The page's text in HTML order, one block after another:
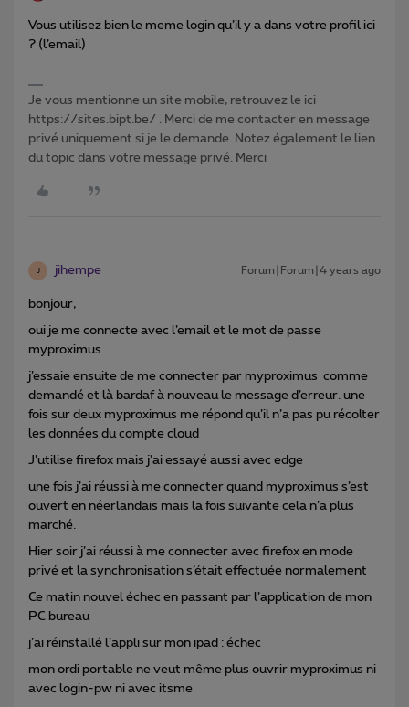
Vous utilisez bien le meme login qu’il y a dans votre profil ici
? (l’email)
Je vous mentionne un site mobile, retrouvez le ici
https://sites.bipt.be/ . Merci de me contacter en message
privé uniquement si je le demande. Notez également le lien
du topic dans votre message privé. Merci
jihempe Forum|Forum|4 years ago
bonjour,
oui je me connecte avec l’email et le mot de passe
myproximus
j’essaie ensuite de me connecter par myproximus comme
demandé et là bardaf à nouveau le message d’erreur. une
fois sur deux myproximus me répond qu’il n’a pas pu récolter
les données du compte cloud
J’utilise firefox mais j’ai essayé aussi avec edge
une fois j’ai réussi à me connecter quand myproximus s’est
ouvert en néerlandais mais la fois suivante cela n’a plus
marché.
Hier soir j’ai réussi à me connecter avec firefox en mode
privé et la synchronisation s’était effectuée normalement
Ce matin nouvel échec en passant par l’application de mon
PC bureau
j’ai réinstallé l’appli sur mon ipad : échec
mon ordi portable ne veut même plus ouvrir myproximus ni
avec login-pw ni avec itsme